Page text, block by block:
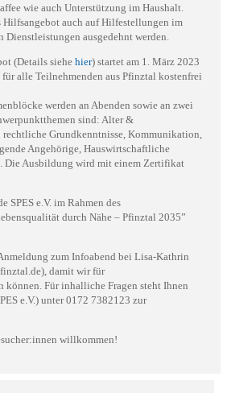
wie auch Unterstützung im Haushalt.
auch auf Hilfestellungen im
Dienstleistungen ausgedehnt werden.
(Details siehe hier) startet am 1. März 2023
alle Teilnehmenden aus Pfinztal kostenfrei
werden an Abenden sowie an zwei
sind: Alter &
Grundkenntnisse, Kommunikation,
Angehörige, Hauswirtschaftliche
Die Ausbildung wird mit einem Zertifikat
SPES e.V. im Rahmen des
durch Nähe – Pfinztal 2035”
zum Infoabend bei Lisa-Kathrin
damit wir für
können. Für inhalliche Fragen steht Ihnen
e.V.) unter 0172 7382123 zur
willkommen!